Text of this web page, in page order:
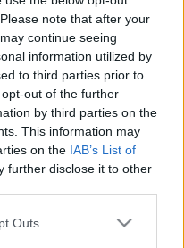
note that after your
continue seeing
information utilized by
to third parties prior to
out of the further
by third parties on the
This information may
on the IAB’s List of
further disclose it to other
one or more Google
Outs
de az a
gólt szerezni.
jó játékot
minden
mondom, hogy
mert
a bajnokságot.
matematikai esélye